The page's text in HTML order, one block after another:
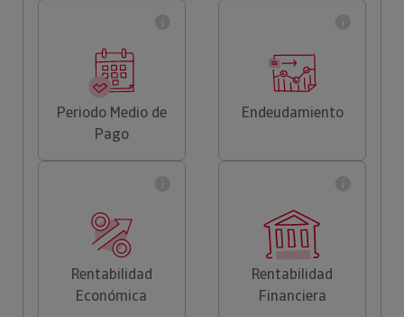
Periodo Medio de
Pago
Endeudamiento
Rentabilidad
Económica
Rentabilidad
Financiera